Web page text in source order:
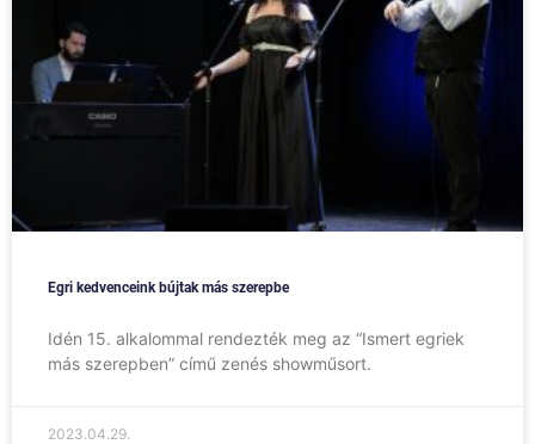
Egri kedvenceink bújtak más szerepbe
Idén 15. alkalommal rendezték meg az “Ismert egriek
más szerepben” című zenés showműsort.
2023.04.29.